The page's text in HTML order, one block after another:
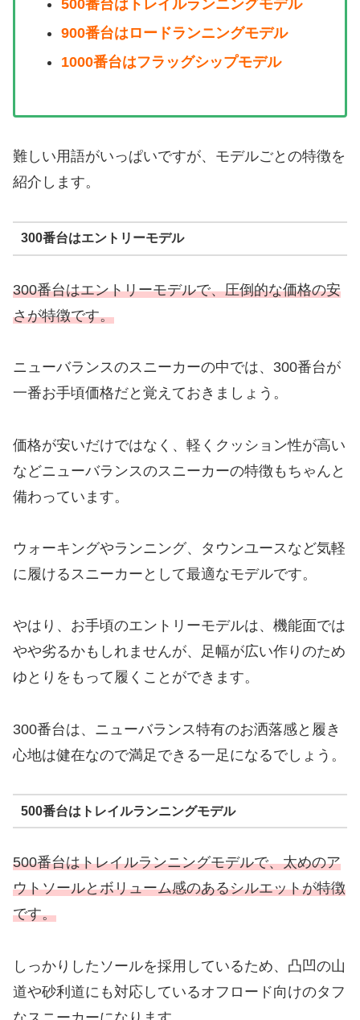
500番台はトレイルランニングモデル
900番台はロードランニングモデル
1000番台はフラッグシップモデル
難しい用語がいっぱいですが、モデルごとの特徴を
紹介します。
300番台はエントリーモデル
300番台はエントリーモデルで、圧倒的な価格の安
さが特徴です。
ニューバランスのスニーカーの中では、300番台が
一番お手頃価格だと覚えておきましょう。
価格が安いだけではなく、軽くクッション性が高い
などニューバランスのスニーカーの特徴もちゃんと
備わっています。
ウォーキングやランニング、タウンユースなど気軽
に履けるスニーカーとして最適なモデルです。
やはり、お手頃のエントリーモデルは、機能面では
やや劣るかもしれませんが、足幅が広い作りのため
ゆとりをもって履くことができます。
300番台は、ニューバランス特有のお洒落感と履き
心地は健在なので満足できる一足になるでしょう。
500番台はトレイルランニングモデル
500番台はトレイルランニングモデルで、太めのア
ウトソールとボリューム感のあるシルエットが特徴
です。
しっかりしたソールを採用しているため、凸凹の山
道や砂利道にも対応しているオフロード向けのタフ